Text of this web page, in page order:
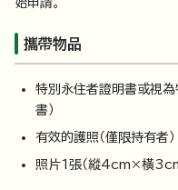
始申請。
攜帶物品
特別永住者證明書或視為
書）
有效的護照（僅限持有者）
照片1張（縱4cm×橫